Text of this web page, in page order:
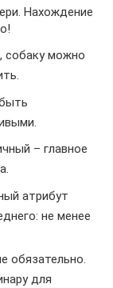
Нахождение
собаку можно
– главное
атрибут
не менее
обязательно.
для